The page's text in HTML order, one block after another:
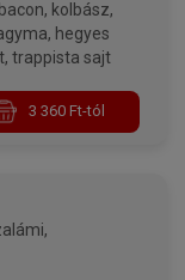
erős, mozzarella sajt, trappista sajt
3 360 Ft-tól